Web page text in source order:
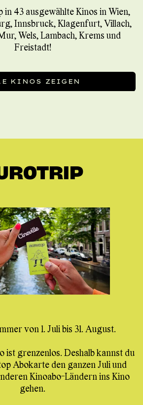
in 43 ausgewählte Kinos in Wien,
Innsbruck, Klagenfurt, Villach,
Wels, Lambach, Krems und
Freistadt!
KINOS ZEIGEN
von 1. Juli bis 31. August.
ist grenzenlos. Deshalb kannst du
Abokarte den ganzen Juli und
Kinoabo-Ländern ins Kino
gehen.